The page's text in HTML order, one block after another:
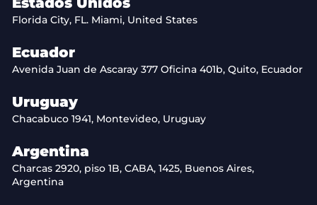
Florida City, FL. Miami, United States
Ecuador
Avenida Juan de Ascaray 377 Oficina 401b, Quito, Ecuador
Uruguay
Chacabuco 1941, Montevideo, Uruguay
Argentina
Charcas 2920, piso 1B, CABA, 1425, Buenos Aires,
Argentina